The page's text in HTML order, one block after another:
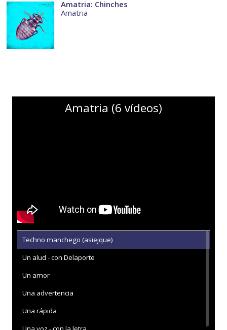
Amatria: Chinches
Amatria
Amatria (6 vídeos)
Techno manchego (asiejque)
Un alud - con Delaporte
Un amor
Una advertencia
Una rápida